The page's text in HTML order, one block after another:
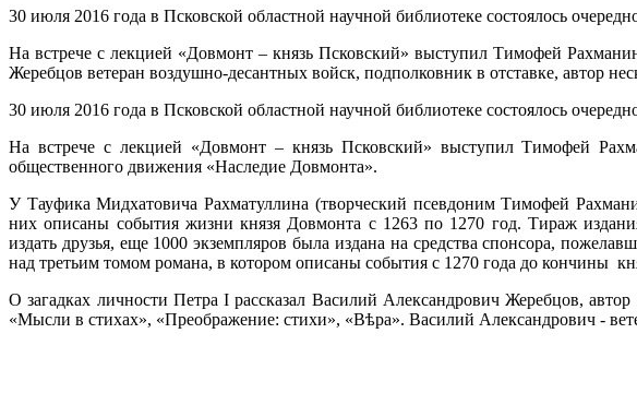
30 июля 2016 года в Псковской областной научной библиотеке состоялось
На встрече с лекцией «Довмонт – князь Псковский» выступил Тимофей
Жеребцов ветеран воздушно-десантных войск, подполковник в отставке, автор
30 июля 2016 года в Псковской областной научной библиотеке состоялось
На встрече с лекцией «Довмонт – князь Псковский» выступил Тимофей
общественного движения «Наследие Довмонта».
У Тауфика Мидхатовича Рахматуллина (творческий псевдоним Тимофей
них описаны события жизни князя Довмонта с 1263 по 1270 год. Тираж
издать друзья, еще 1000 экземпляров была издана на средства спонсора,
над третьим томом романа, в котором описаны события с 1270 года до кончины
О загадках личности Петра I рассказал Василий Александрович Жеребцов,
«Мысли в стихах», «Преображение: стихи», «Вѣра». Василий Александрович -